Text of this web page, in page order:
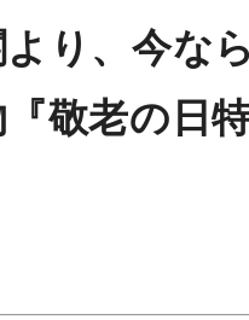
り、今な
敬老の日